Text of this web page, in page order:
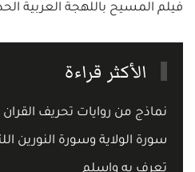
فيلم المسيح باللهجة العربية
الأكثر قراءة
نماذج من روايات تحريف
سورة الولاية وسورة النورين
تعرف به واسلم